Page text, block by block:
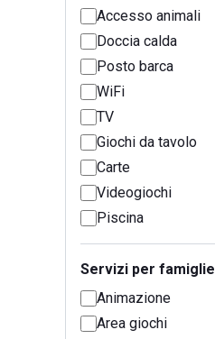
Accesso animali
Doccia calda
Posto barca
WiFi
TV
Giochi da tavolo
Carte
Videogiochi
Piscina
Servizi per famiglie
Animazione
Area giochi